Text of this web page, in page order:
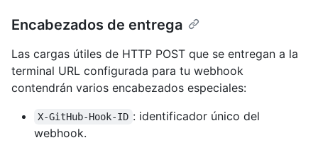
Encabezados de entrega
Las cargas útiles de HTTP POST que se entregan a la
terminal URL configurada para tu webhook
contendrán varios encabezados especiales:
X-GitHub-Hook-ID : identificador único del
webhook.